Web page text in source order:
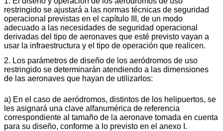
restringido se ajustará a las normas técnicas de seguridad
operacional previstas en el capítulo III, de un modo
adecuado a las necesidades de seguridad operacional
derivadas del tipo de aeronaves que esté previsto vayan a
usar la infraestructura y el tipo de operación que realicen.
2. Los parámetros de diseño de los aeródromos de uso
restringido se determinarán atendiendo a las dimensiones
de las aeronaves que hayan de utilizarlos:
a) En el caso de aeródromos, distintos de los helipuertos, se
les asignará una clave alfanumérica de referencia
correspondiente al tamaño de la aeronave tomada en cuenta
para su diseño, conforme a lo previsto en el anexo I.